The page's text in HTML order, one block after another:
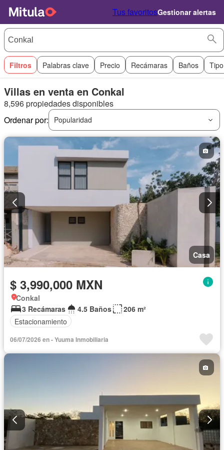
Tus favoritosGestionar alertas
Filtros Palabras clave Precio Recámaras Baños
Villas en venta en Conkal
8,596 propiedades disponibles
Ordenar por:
Popularidad
Casa
$ 3,990,000 MXN
Conkal
3 Recámaras
4.5 Baños
206 m²
Estacionamiento
06/07/2026 en - Yuuma Inmobiliaria